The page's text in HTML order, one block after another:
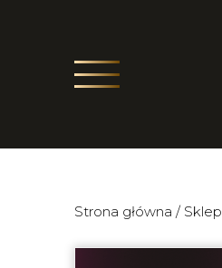
Strona główna / Sklep